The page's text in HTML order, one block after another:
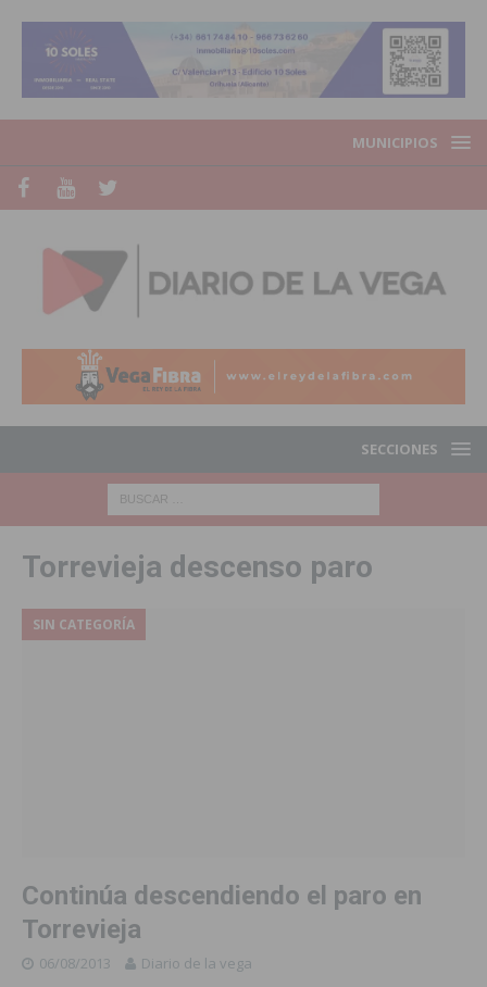
MUNICIPIOS
SECCIONES
Torrevieja descenso paro
SIN CATEGORÍA
Continúa descendiendo el paro en
Torrevieja
06/08/2013 Diario de la vega